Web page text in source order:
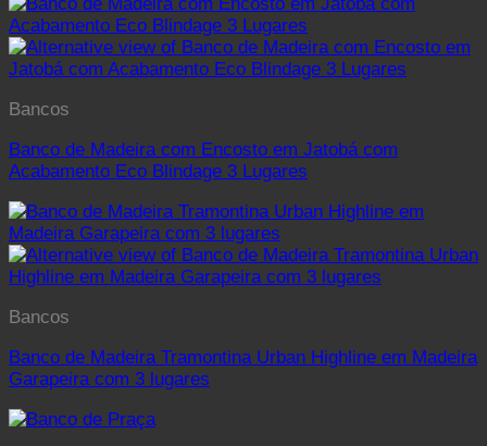
Bancos
Banco de Madeira com Encosto em Jatobá com
Acabamento Eco Blindage 3 Lugares
Bancos
Banco de Madeira Tramontina Urban Highline em Madeira
Garapeira com 3 lugares